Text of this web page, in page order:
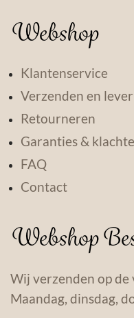
Webshop
Klantenservice
Verzenden en
Retourneren
Garanties &
FAQ
Contact
Webshop
Wij verzenden op de
Maandag, dinsdag,